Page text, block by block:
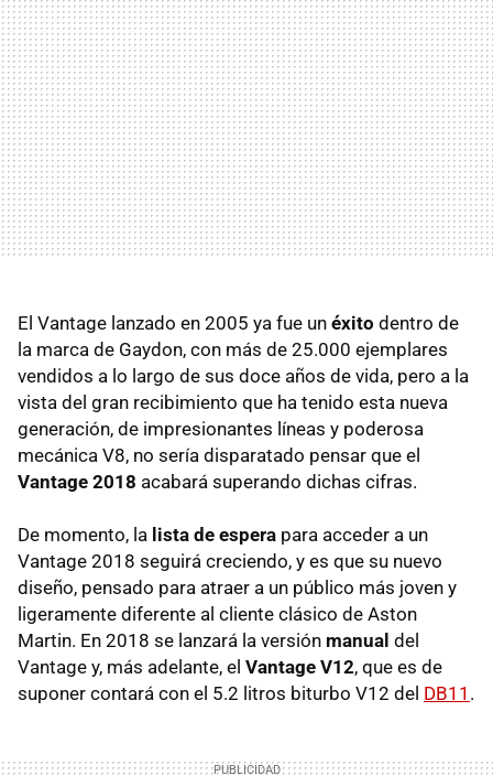
El Vantage lanzado en 2005 ya fue un éxito dentro de
la marca de Gaydon, con más de 25.000 ejemplares
vendidos a lo largo de sus doce años de vida, pero a la
vista del gran recibimiento que ha tenido esta nueva
generación, de impresionantes líneas y poderosa
mecánica V8, no sería disparatado pensar que el
Vantage 2018 acabará superando dichas cifras.
De momento, la lista de espera para acceder a un
Vantage 2018 seguirá creciendo, y es que su nuevo
diseño, pensado para atraer a un público más joven y
ligeramente diferente al cliente clásico de Aston
Martin. En 2018 se lanzará la versión manual del
Vantage y, más adelante, el Vantage V12, que es de
suponer contará con el 5.2 litros biturbo V12 del DB11 .